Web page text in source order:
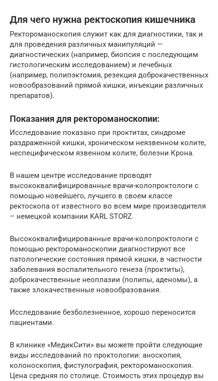
Для чего нужна ректоскопия кишечника
Ректороманоскопия служит как для диагностики, так и
для проведения различных манипуляций —
диагностических (например, биопсия с последующим
гистологическим исследованием) и лечебных
(например, полипэктомия, резекция доброкачественных
новообразований прямой кишки, инъекции различных
препаратов).
Показания для ректороманоскопии:
Исследование показано при проктитах, синдроме
раздраженной кишки, хроническом неязвенном колите,
неспецифическом язвенном колите, болезни Крона.
В нашем центре исследование проводят
высококвалифицированные врачи-колопроктологи с
помощью новейшего, лучшего в своем классе
ректоскопа от известного во всем мире производителя
– немецкой компании KARL STORZ.
Высококвалифицированные врачи-колопроктологи с
помощью ректороманоскопии диагностируют все
патологические состояния прямой кишки, в частности
заболевания воспалительного генеза (проктиты),
доброкачественные неоплазии (полипы, аденомы), а
также злокачественные новообразования.
Исследование безболезненное, хорошо переносится
пациентами.
В клинике «МедикСити» вы можете пройти следующие
виды исследований по проктологии: аноскопия,
колоноскопия, фистулография, ректороманоскопия.
Цена средняя по столице. Стоимость этих процедур вы